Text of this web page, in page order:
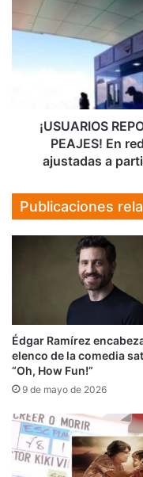
INCREMENTO
nuevas
ajustadas
de
este
¡USUARIOS
PEAJES! En
ajustadas a
Publicaciones
Édgar Ramírez
elenco de la comedia
“Oh, How Fun!”
9 de mayo de 2026